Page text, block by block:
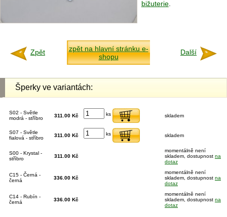
bižuterie.
Zpět
zpět na hlavní stránku e-
shopu
Další
Šperky ve variantách:
S02 - Světle
modrá - stříbro
311.00 Kč ks skladem
S07 - Světle
fialová - stříbro
311.00 Kč ks skladem
S00 - Krystal -
stříbro
311.00 Kč
momentálně není
skladem, dostupnost na
dotaz
C15 - Černá -
černá
336.00 Kč
momentálně není
skladem, dostupnost na
dotaz
C14 - Rubín -
černá
336.00 Kč
momentálně není
skladem, dostupnost na
dotaz